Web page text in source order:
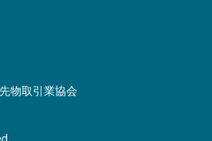
物取引業協会